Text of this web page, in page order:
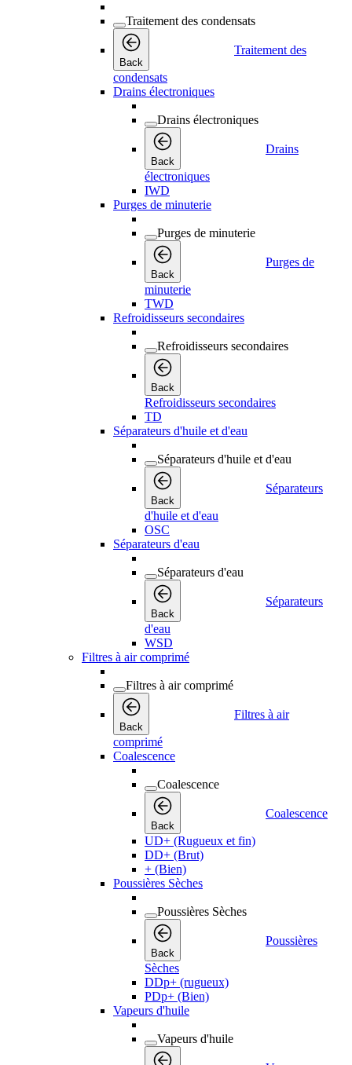
Traitement des condensats
Back
Traitement des
condensats
Drains électroniques
Drains électroniques
Back
Drains
électroniques
IWD
Purges de minuterie
Purges de minuterie
Back
Purges de
minuterie
TWD
Refroidisseurs secondaires
Refroidisseurs secondaires
Back
Refroidisseurs secondaires
TD
Séparateurs d'huile et d'eau
Séparateurs d'huile et d'eau
Back
Séparateurs
d'huile et d'eau
OSC
Séparateurs d'eau
Séparateurs d'eau
Back
Séparateurs
d'eau
WSD
Filtres à air comprimé
Filtres à air comprimé
Back
Filtres à air
comprimé
Coalescence
Coalescence
Back
Coalescence
UD+ (Rugueux et fin)
DD+ (Brut)
+ (Bien)
Poussières Sèches
Poussières Sèches
Back
Poussières
Sèches
DDp+ (rugueux)
PDp+ (Bien)
Vapeurs d'huile
Vapeurs d'huile